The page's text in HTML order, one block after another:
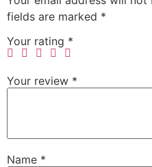
fields are marked *
Your rating *
Your review *
Name *